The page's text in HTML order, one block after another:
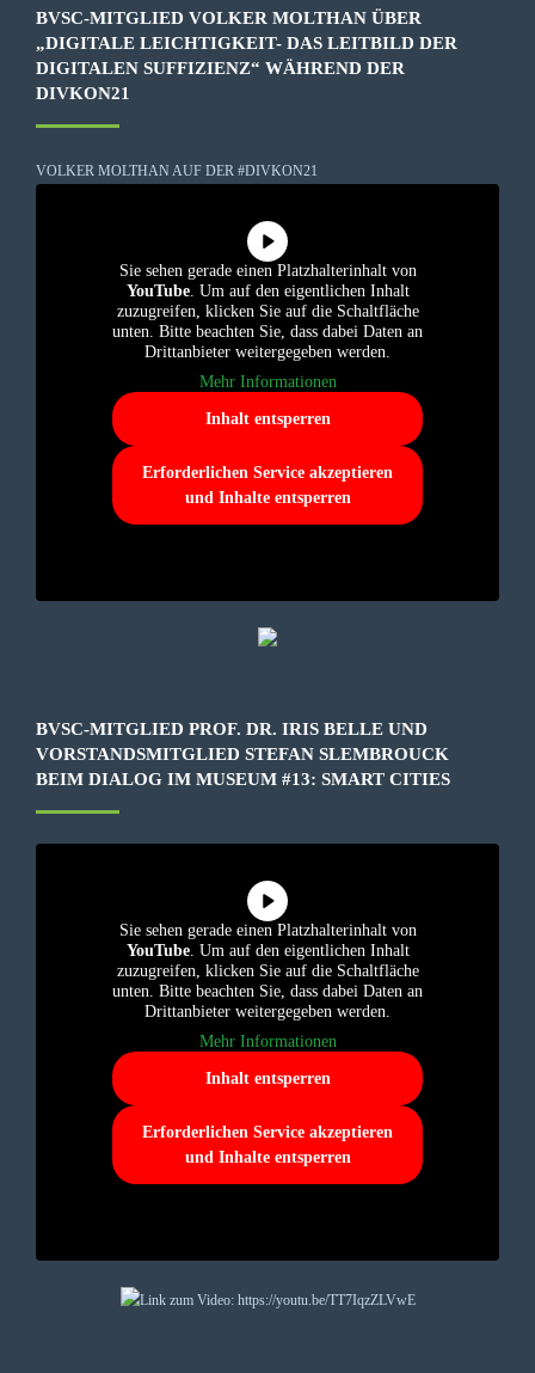
BVSC-MITGLIED VOLKER MOLTHAN ÜBER
„DIGITALE LEICHTIGKEIT- DAS LEITBILD DER
DIGITALEN SUFFIZIENZ“ WÄHREND DER
DIVKON21
VOLKER MOLTHAN AUF DER #DIVKON21
Sie sehen gerade einen Platzhalterinhalt von
YouTube. Um auf den eigentlichen Inhalt
zuzugreifen, klicken Sie auf die Schaltfläche
unten. Bitte beachten Sie, dass dabei Daten an
Drittanbieter weitergegeben werden.
Mehr Informationen
Inhalt entsperren
Erforderlichen Service akzeptieren
und Inhalte entsperren
BVSC-MITGLIED PROF. DR. IRIS BELLE UND
VORSTANDSMITGLIED STEFAN SLEMBROUCK
BEIM DIALOG IM MUSEUM #13: SMART CITIES
Sie sehen gerade einen Platzhalterinhalt von
YouTube. Um auf den eigentlichen Inhalt
zuzugreifen, klicken Sie auf die Schaltfläche
unten. Bitte beachten Sie, dass dabei Daten an
Drittanbieter weitergegeben werden.
Mehr Informationen
Inhalt entsperren
Erforderlichen Service akzeptieren
und Inhalte entsperren